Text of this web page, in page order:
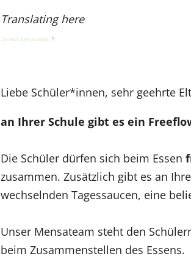
Translating here
Select Language ▼
Liebe Schüler*innen, sehr geehrte
an Ihrer Schule gibt es ein
Die Schüler dürfen sich beim Essen
zusammen. Zusätzlich gibt es an
wechselnden Tagessaucen, eine
Unser Mensateam steht den
beim Zusammenstellen des Essens.